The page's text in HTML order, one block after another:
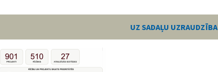
UZ SADAĻU UZRAUDZĪBA